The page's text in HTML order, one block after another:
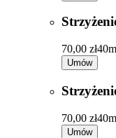
70,00 zł
Umów
70,00 zł
Umów